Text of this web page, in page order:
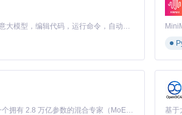
差异化的工业控制环境。OpCore-Simplify的
时/台 60% 高
1:1.2
钟/台 98% 低
Claude Code 的开源替代方案。连接任意大模型，编辑代码，运行命令，自动验证 — 全自动执行。用 Rust 构建，极致性能。 ｜ An open-source alternative to Claude Code. Connect any LLM, edit code, run commands, and verify changes — autonomously. Built in Rust for speed. Get Started
Kimi K3 是Kimi能力最强的模型：这是一个拥有 2.8 万亿参数的混合专家（MoE）模型，具备原生视觉理解能力，并支持 100 万 token 的上下文窗口。
基于